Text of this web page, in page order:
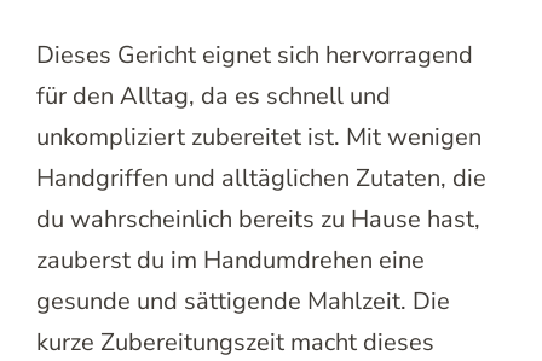
Dieses Gericht eignet sich hervorragend
für den Alltag, da es schnell und
unkompliziert zubereitet ist. Mit wenigen
Handgriffen und alltäglichen Zutaten, die
du wahrscheinlich bereits zu Hause hast,
zauberst du im Handumdrehen eine
gesunde und sättigende Mahlzeit. Die
kurze Zubereitungszeit macht dieses